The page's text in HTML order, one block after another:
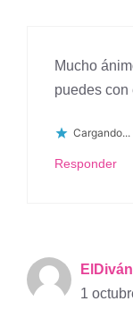
Mucho
puedes con
Cargando...
Responder
1